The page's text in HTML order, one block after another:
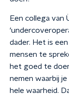
Een collega
dader. Het is
mensen te
het goed te
nemen waarbij
hele waarheid.